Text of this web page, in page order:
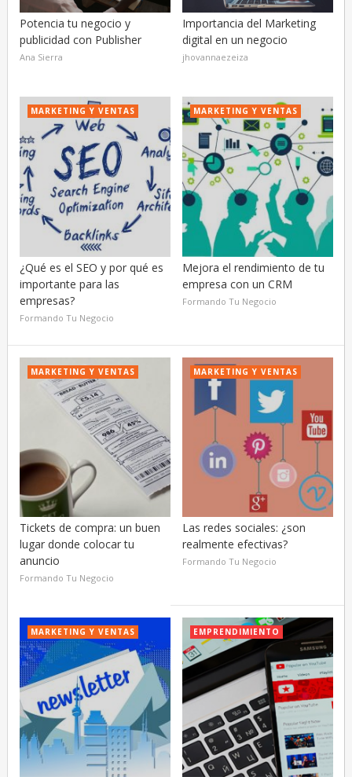
Potencia tu negocio y
publicidad con Publisher
Ana Sierra
Importancia del Marketing
digital en un negocio
jhovannaezeiza
MARKETING Y VENTAS
¿Qué es el SEO y por qué es
importante para las
empresas?
Formando Tu Negocio
MARKETING Y VENTAS
Mejora el rendimiento de tu
empresa con un CRM
Formando Tu Negocio
MARKETING Y VENTAS
Tickets de compra: un buen
lugar donde colocar tu
anuncio
Formando Tu Negocio
MARKETING Y VENTAS
Las redes sociales: ¿son
realmente efectivas?
Formando Tu Negocio
MARKETING Y VENTAS EMPRENDIMIENTO